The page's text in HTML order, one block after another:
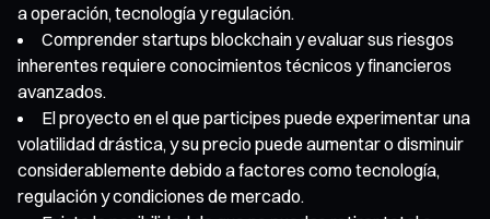
a operación, tecnología y regulación.
Comprender startups blockchain y evaluar sus riesgos
inherentes requiere conocimientos técnicos y financieros
avanzados.
El proyecto en el que participes puede experimentar una
volatilidad drástica, y su precio puede aumentar o disminuir
considerablemente debido a factores como tecnología,
regulación y condiciones de mercado.